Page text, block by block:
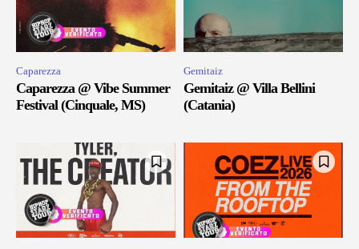
Caparezza
Caparezza @ Vibe Summer
Festival (Cinquale, MS)
Gemitaiz
Gemitaiz @ Villa Bellini
(Catania)